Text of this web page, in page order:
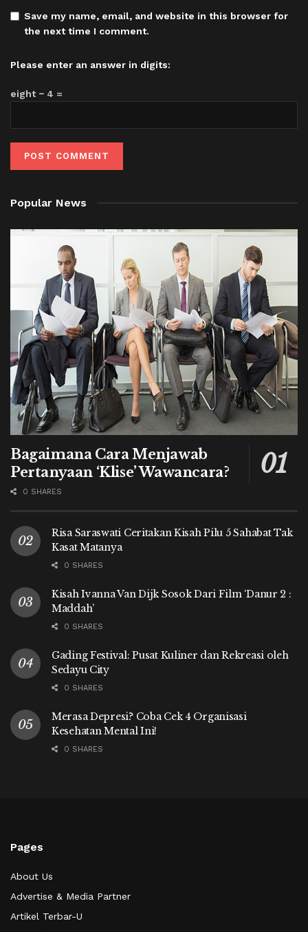
Save my name, email, and website in this browser for
the next time I comment.
Please enter an answer in digits:
eight − 4 =
Popular News
Bagaimana Cara Menjawab
Pertanyaan ‘Klise’ Wawancara?
0 SHARES
Risa Saraswati Ceritakan Kisah Pilu 5 Sahabat Tak
Kasat Matanya
0 SHARES
Kisah Ivanna Van Dijk Sosok Dari Film ‘Danur 2 :
Maddah’
0 SHARES
Gading Festival: Pusat Kuliner dan Rekreasi oleh
Sedayu City
0 SHARES
Merasa Depresi? Coba Cek 4 Organisasi
Kesehatan Mental Ini!
0 SHARES
Pages
About Us
Advertise & Media Partner
Artikel Terbar-U